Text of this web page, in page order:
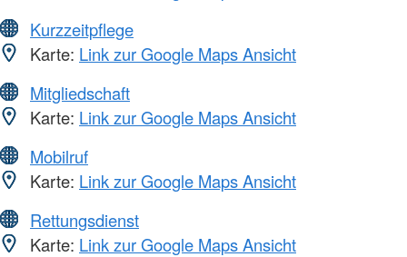
Kurzzeitpflege
Karte: Link zur Google Maps Ansicht
Mitgliedschaft
Karte: Link zur Google Maps Ansicht
Mobilruf
Karte: Link zur Google Maps Ansicht
Rettungsdienst
Karte: Link zur Google Maps Ansicht